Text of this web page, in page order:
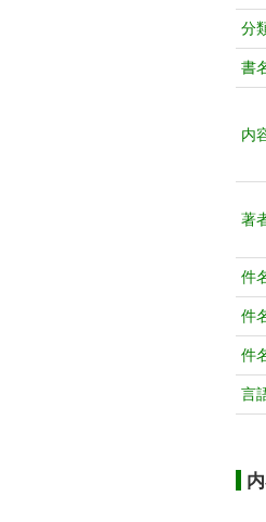
分
書
内
著
件
件
件
言